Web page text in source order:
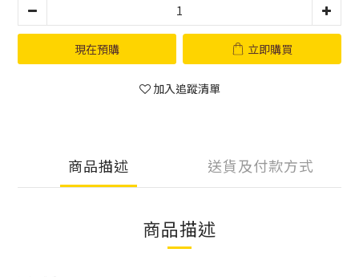
現在預購 立即購買
加入追蹤清單
商品描述 送貨及付款方式
商品描述